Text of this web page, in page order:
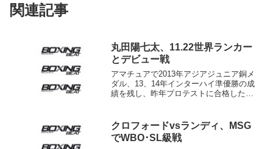
関連記事
丸田陽七太、11.22世界ランカー
とデビュー戦
アマチュアで2013年アジアジュニア銅メ
ダル、13、14年インターハイ準優勝の成
績を残し、昨年プロテストに合格した丸
則・森岡ジム会長が発表した。11月22
日、大阪市...
クロフォードvsランディ、MSG
でWBO･SL級戦